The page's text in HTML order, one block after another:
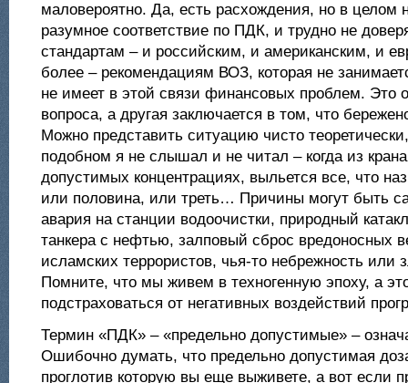
маловероятно. Да, есть расхождения, но в целом
разумное соответствие по ПДК, и трудно не
стандартам – и российским, и американским, и
более – рекомендациям ВОЗ, которая не
не имеет в этой связи финансовых проблем. Это
вопроса, а другая заключается в том, что
Можно представить ситуацию чисто
подобном я не слышал и не читал – когда из
допустимых концентрациях, выльется все, что
или половина, или треть… Причины могут быть
авария на станции водоочистки, природный
танкера с нефтью, залповый сброс вредоносных
исламских террористов, чья-то небрежность
Помните, что мы живем в техногенную эпоху, а
подстраховаться от негативных воздействий
Термин «ПДК» – «предельно допустимые» –
Ошибочно думать, что предельно допустимая
проглотив которую вы еще выживете, а вот если